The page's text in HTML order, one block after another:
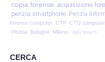
Perizia Estimo
Perizia Documento
Perizia Cloud
copia forense acquisizione
perizia smartphone Perizia
forense computer CTP CTU
Pistoia
Bologna Milano. data breach
CERCA